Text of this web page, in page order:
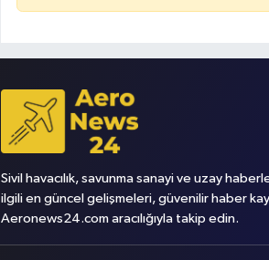
Sivil havacılık, savunma sanayi ve uzay
ilgili en güncel gelişmeleri, güvenilir haber
Aeronews24.com aracılığıyla takip edin.